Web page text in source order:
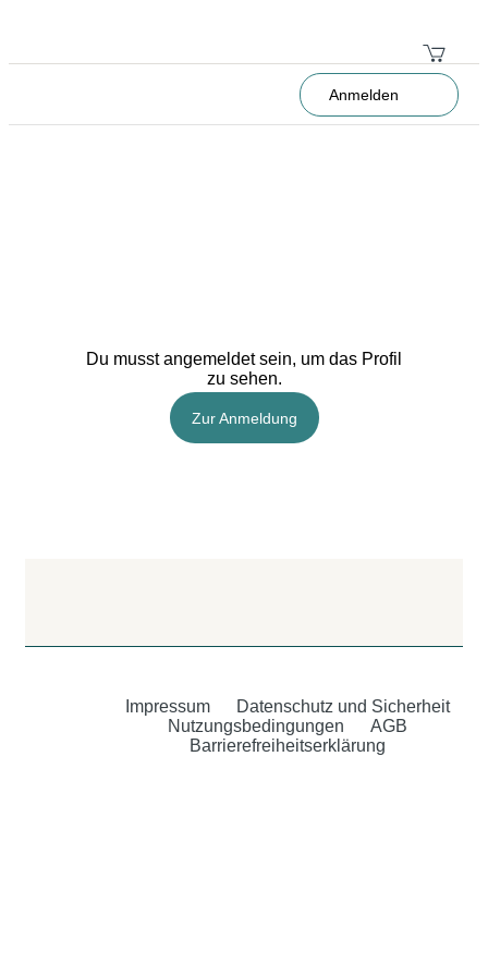
Anmelden
Du musst angemeldet sein, um das Profil
zu sehen.
Zur Anmeldung
Impressum
Datenschutz und Sicherheit
Nutzungsbedingungen
AGB
Barrierefreiheitserklärung